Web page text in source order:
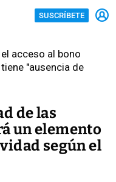
SUSCRÍBETE
acceso al bono
"ausencia de
de las
un elemento
según el